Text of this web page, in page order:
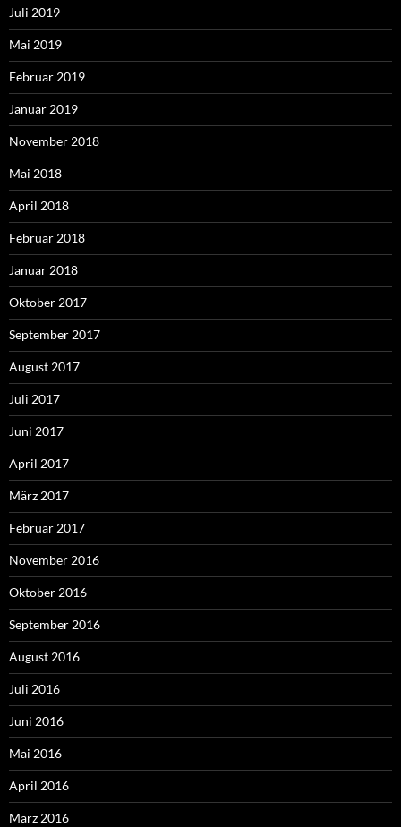
Juli 2019
Mai 2019
Februar 2019
Januar 2019
November 2018
Mai 2018
April 2018
Februar 2018
Januar 2018
Oktober 2017
September 2017
August 2017
Juli 2017
Juni 2017
April 2017
März 2017
Februar 2017
November 2016
Oktober 2016
September 2016
August 2016
Juli 2016
Juni 2016
Mai 2016
April 2016
März 2016